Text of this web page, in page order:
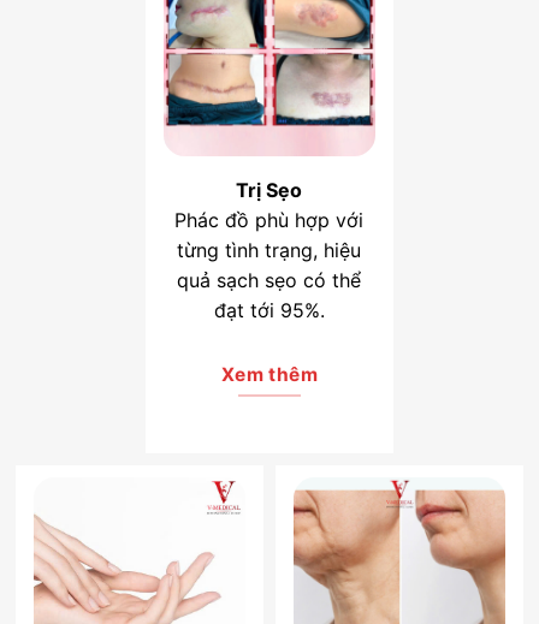
Trị Sẹo
Phác đồ phù hợp với
từng tình trạng, hiệu
quả sạch sẹo có thể
đạt tới 95%.
Xem thêm